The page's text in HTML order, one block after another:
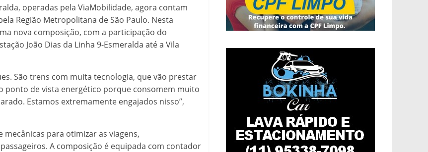
operadas pela ViaMobilidade, agora contam
Região Metropolitana de São Paulo. Nesta
nova composição, com a participação do
João Dias da Linha 9-Esmeralda até a Vila
São trens com muita tecnologia, que vão prestar
ponto de vista energético porque consomem muito
Estamos extremamente engajados nisso”,
para otimizar as viagens,
A composição é equipada com contador